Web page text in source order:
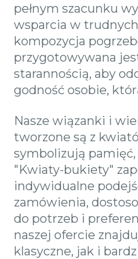
pełnym szacunku
wsparcia w
kompozycja
przygotowywana
starannością, aby
godność osobie,
Nasze wiązanki i
tworzone są z
symbolizują
"Kwiaty-bukiety"
indywidualne
zamówienia,
do potrzeb i
naszej ofercie
klasyczne, jak i